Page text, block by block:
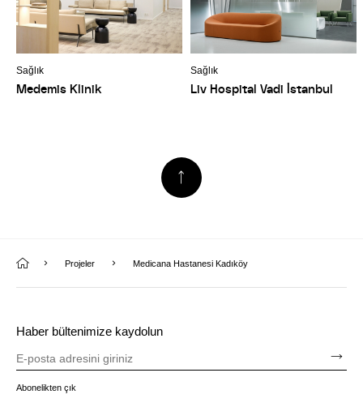
Sağlık
Medemis Klinik
Sağlık
Liv Hospital Vadi İstanbul
Projeler Medicana Hastanesi Kadıköy
Haber bültenimize kaydolun
Abonelikten çık